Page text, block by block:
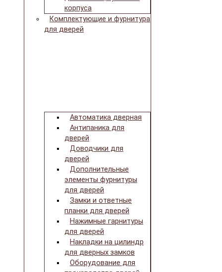
корпуса
Комплектующие и фурнитура
для дверей
Автоматика дверная
Антипаника для
дверей
Доводчики для
дверей
Дополнительные
элементы фурнитуры
для дверей
Замки и ответные
планки для дверей
Нажимные гарнитуры
для дверей
Накладки на цилиндр
для дверных замков
Оборудование для